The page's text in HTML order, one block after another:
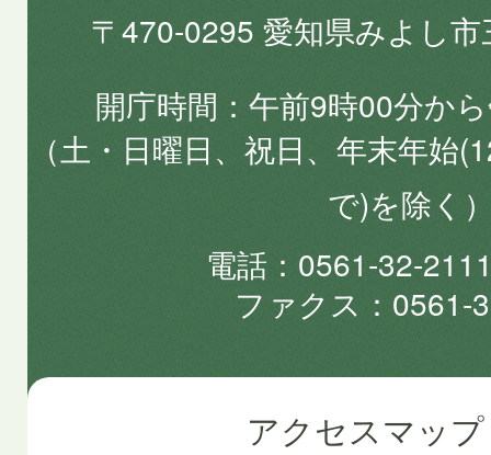
〒470-0295 愛知県みよし
開庁時間
午前9時00分か
（土・日曜日、祝日、年末年始
で)を除く
電話
0561-32-
ファクス
0561-
アクセスマップ